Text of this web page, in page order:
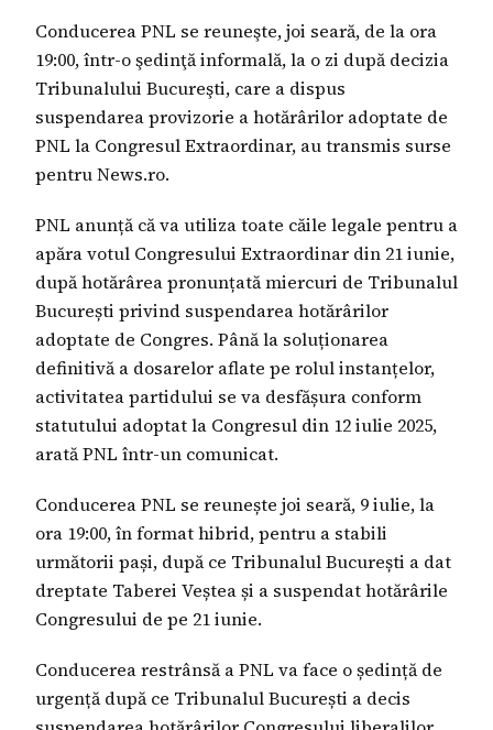
Conducerea PNL se reuneşte, joi seară, de la ora
19:00, într-o şedinţă informală, la o zi după decizia
Tribunalului Bucureşti, care a dispus
suspendarea provizorie a hotărârilor adoptate de
PNL la Congresul Extraordinar, au transmis surse
pentru News.ro.
PNL anunță că va utiliza toate căile legale pentru a
apăra votul Congresului Extraordinar din 21 iunie,
după hotărârea pronunțată miercuri de Tribunalul
București privind suspendarea hotărârilor
adoptate de Congres. Până la soluționarea
definitivă a dosarelor aflate pe rolul instanțelor,
activitatea partidului se va desfășura conform
statutului adoptat la Congresul din 12 iulie 2025,
arată PNL într-un comunicat.
Conducerea PNL se reunește joi seară, 9 iulie, la
ora 19:00, în format hibrid, pentru a stabili
următorii pași, după ce Tribunalul București a dat
dreptate Taberei Veștea și a suspendat hotărârile
Congresului de pe 21 iunie.
Conducerea restrânsă a PNL va face o ședință de
urgență după ce Tribunalul București a decis